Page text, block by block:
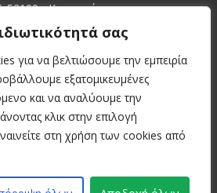
σας
για να βελτιώσουμε την εμπειρία
εξατομικευμένες
και να αναλύουμε την
κλικ στην επιλογή
στη χρήση των cookies από
52100 - Καστοριά